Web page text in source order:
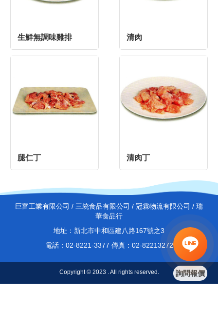
生鮮無調味雞排 清肉
腿仁丁 清肉丁
巨富工業有限公司 / 三統食品有限公司 / 冠霖物流有限公司 / 瑞
華食品行
地址：新北市中和區建八路167號之3
電話：02-8221-3377 傳真：02-82213272
Copyright © 2023 . All rights reserved. 詢問報價